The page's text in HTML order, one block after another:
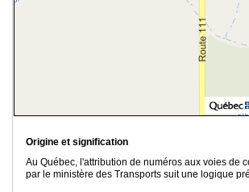
Origine et signification
Au Québec, l'attribution de numéros aux voies de
par le ministère des Transports suit une logique